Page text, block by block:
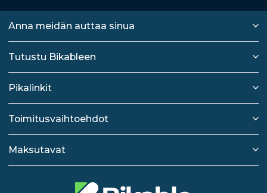
Anna meidän auttaa sinua
Tutustu Bikableen
Pikalinkit
Toimitusvaihtoehdot
Maksutavat